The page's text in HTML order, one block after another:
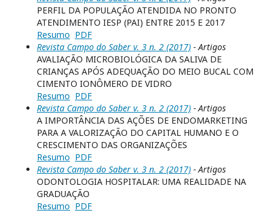
PERFIL DA POPULAÇÃO ATENDIDA NO PRONTO
ATENDIMENTO IESP (PAI) ENTRE 2015 E 2017
Resumo PDF
Revista Campo do Saber v. 3 n. 2 (2017) - Artigos
AVALIAÇÃO MICROBIOLÓGICA DA SALIVA DE
CRIANÇAS APÓS ADEQUAÇÃO DO MEIO BUCAL COM
CIMENTO IONÔMERO DE VIDRO
Resumo PDF
Revista Campo do Saber v. 3 n. 2 (2017) - Artigos
A IMPORTÂNCIA DAS AÇÕES DE ENDOMARKETING
PARA A VALORIZAÇÃO DO CAPITAL HUMANO E O
CRESCIMENTO DAS ORGANIZAÇÕES
Resumo PDF
Revista Campo do Saber v. 3 n. 2 (2017) - Artigos
ODONTOLOGIA HOSPITALAR: UMA REALIDADE NA
GRADUAÇÃO
Resumo PDF